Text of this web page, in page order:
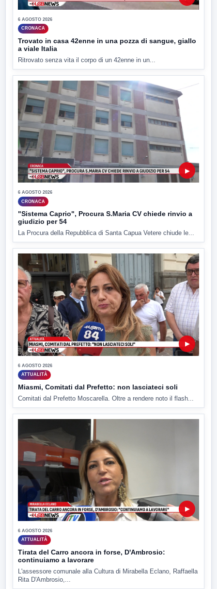
6 AGOSTO 2026
CRONACA
Trovato in casa 42enne in una pozza di sangue, giallo
a viale Italia
Ritrovato senza vita il corpo di un 42enne in un...
▶
6 AGOSTO 2026
CRONACA
"Sistema Caprio", Procura S.Maria CV chiede rinvio a
giudizio per 54
La Procura della Repubblica di Santa Capua Vetere chiude le...
▶
6 AGOSTO 2026
ATTUALITÀ
Miasmi, Comitati dal Prefetto: non lasciateci soli
Comitati dal Prefetto Moscarella. Oltre a rendere noto il flash...
▶
6 AGOSTO 2026
ATTUALITÀ
Tirata del Carro ancora in forse, D'Ambrosio:
continuiamo a lavorare
L'assessore comunale alla Cultura di Mirabella Eclano, Raffaella
Rita D'Ambrosio,...